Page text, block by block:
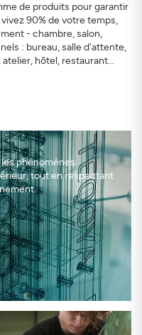
de produits pour garantir
90% de votre temps,
- chambre, salon,
: bureau, salle d'attente,
hôtel, restaurant…
phénomènes
tout en respectant